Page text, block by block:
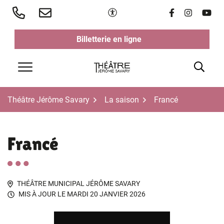
Aller
contenu
Paramètres d'accessibilité
Lien vers le
Lien vers
Lien
Billetterie en ligne(ouverture dans un nouvel
(ouverture dans un nouvel
Menu
Théâtre Jérôme Savary La saison Francé
Francé
THÉÂTRE MUNICIPAL JÉRÔME SAVARY
MIS À JOUR LE MARDI 20 JANVIER 2026